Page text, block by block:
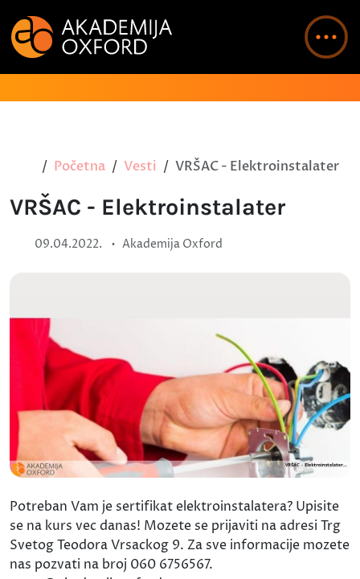
Početna Vesti VRŠAC - Elektroinstalater
VRŠAC - Elektroinstalater
09.04.2022. • Akademija Oxford
Potreban Vam je sertifikat elektroinstalatera? Upisite
se na kurs vec danas! Mozete se prijaviti na adresi Trg
Svetog Teodora Vrsackog 9. Za sve informacije mozete
nas pozvati na broj 060 6756567.